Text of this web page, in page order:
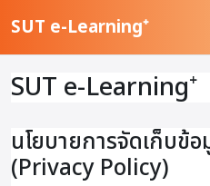
SUT e-Learning⁺
SUT e-Learning⁺
นโยบายการจัดเก็บข้
(Privacy Policy)